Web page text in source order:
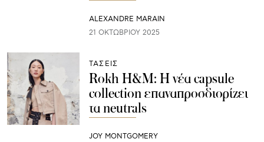
ALEXANDRE MARAIN
21 ΟΚΤΩΒΡΊΟΥ 2025
ΤΑΣΕΙΣ
Rokh H&M: Η νέα capsule
collection επαναπροσδιορίζει
τα neutrals
JOY MONTGOMERY